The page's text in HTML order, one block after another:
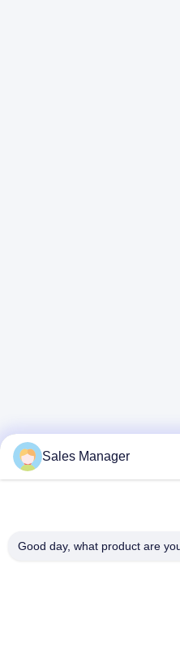
Sales Manager
Good day, what product are